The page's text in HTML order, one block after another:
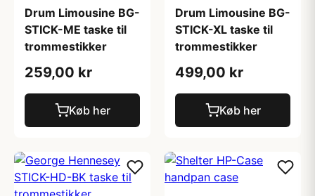
Drum Limousine BG-
STICK-ME taske til
trommestikker
259,00 kr
Køb her
Drum Limousine BG-
STICK-XL taske til
trommestikker
499,00 kr
Køb her